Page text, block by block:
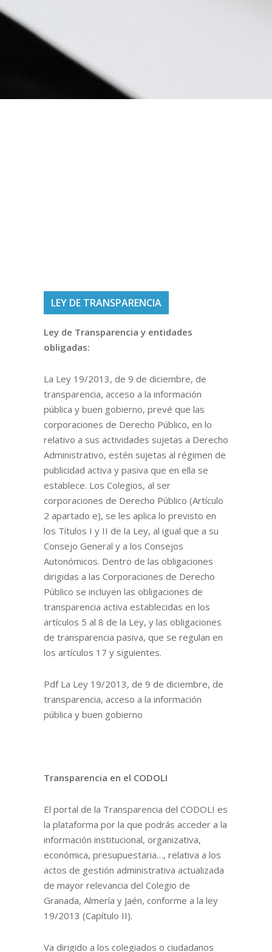
LEY DE TRANSPARENCIA
Ley de Transparencia y entidades
obligadas:
La Ley 19/2013, de 9 de diciembre, de
transparencia, acceso a la información
pública y buen gobierno, prevé que las
corporaciones de Derecho Público, en lo
relativo a sus actividades sujetas a Derecho
Administrativo, estén sujetas al régimen de
publicidad activa y pasiva que en ella se
establece. Los Colegios, al ser
corporaciones de Derecho Público (Artículo
2 apartado e), se les aplica lo previsto en
los Títulos I y II de la Ley, al igual que a su
Consejo General y a los Consejos
Autonómicos. Dentro de las obligaciones
dirigidas a las Corporaciones de Derecho
Público se incluyen las obligaciones de
transparencia activa establecidas en los
artículos 5 al 8 de la Ley, y las obligaciones
de transparencia pasiva, que se regulan en
los artículos 17 y siguientes.
Pdf La Ley 19/2013, de 9 de diciembre, de
transparencia, acceso a la información
pública y buen gobierno
Transparencia en el CODOLI
El portal de la Transparencia del CODOLI es
la plataforma por la que podrás acceder a la
información institucional, organizativa,
económica, presupuestaria…, relativa a los
actos de gestión administrativa actualizada
de mayor relevancia del Colegio de
Granada, Almería y Jaén, conforme a la ley
19/2013 (Capítulo II).
Va dirigido a los colegiados o ciudadanos